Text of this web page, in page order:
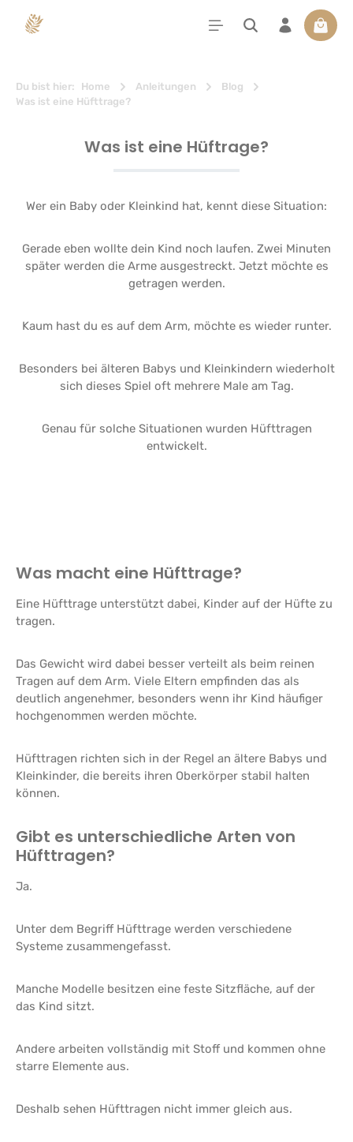
springen
Du bist hier: Home Anleitungen
Blog
Was ist eine Hüfttrage?
Was ist eine Hüftrage?
Wer ein Baby oder Kleinkind hat, kennt diese Situation:
Gerade eben wollte dein Kind noch laufen. Zwei Minuten
später werden die Arme ausgestreckt. Jetzt möchte es
getragen werden.
Kaum hast du es auf dem Arm, möchte es wieder runter.
Besonders bei älteren Babys und Kleinkindern wiederholt
sich dieses Spiel oft mehrere Male am Tag.
Genau für solche Situationen wurden Hüfttragen
entwickelt.
Was macht eine Hüfttrage?
Eine Hüfttrage unterstützt dabei, Kinder auf der Hüfte zu
tragen.
Das Gewicht wird dabei besser verteilt als beim reinen
Tragen auf dem Arm. Viele Eltern empfinden das als
deutlich angenehmer, besonders wenn ihr Kind häufiger
hochgenommen werden möchte.
Hüfttragen richten sich in der Regel an ältere Babys und
Kleinkinder, die bereits ihren Oberkörper stabil halten
können.
Gibt es unterschiedliche Arten von
Hüfttragen?
Ja.
Unter dem Begriff Hüfttrage werden verschiedene
Systeme zusammengefasst.
Manche Modelle besitzen eine feste Sitzfläche, auf der
das Kind sitzt.
Andere arbeiten vollständig mit Stoff und kommen ohne
starre Elemente aus.
Deshalb sehen Hüfttragen nicht immer gleich aus.